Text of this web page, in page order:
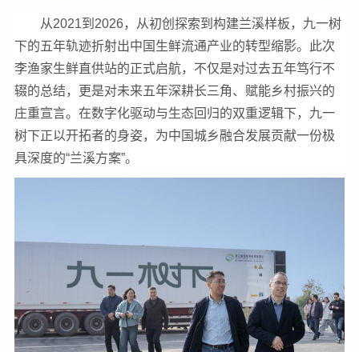
从2021到2026，从初创探索到构建兰溪样板，九一树
下的五年轨迹折射出中国生鲜流通产业的转型缩影。此次
李渔家生鲜直供站的正式启航，不仅是对过去五年笃行不
辍的总结，更是对未来五年深耕长三角、赋能乡村振兴的
庄重宣言。在数字化驱动与生态回归的双重逻辑下，九一
树下正以开拓者的身姿，为中国城乡融合发展贡献一份极
具深度的“兰溪方案”。